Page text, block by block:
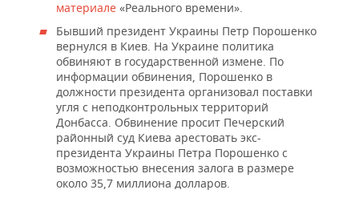
ВОЛЕЙБОЛ
КИБЕРСПОРТ
ФИГУРНОЕ КАТАНИЕ
ВОДНЫЕ ВИДЫ СПОРТА
ХОККЕЙ С МЯЧОМ
ИСТОРИЯ
КУЛЬТУРА
МЕДИЦИНА
ОБРАЗОВАНИЕ
ПРОИСШЕСТВИЯ
СПИСОК ПЕРСОН
СПИСОК КОМПАНИЙ
ПОЛНАЯ ВЕРСИЯ
материале «Реального времени».
Бывший президент Украины Петр Порошенко
вернулся в Киев. На Украине политика
обвиняют в государственной измене. По
информации обвинения, Порошенко в
должности президента организовал поставки
угля с неподконтрольных территорий
Донбасса. Обвинение просит Печерский
районный суд Киева арестовать экс-
президента Украины Петра Порошенко с
возможностью внесения залога в размере
около 35,7 миллиона долларов.